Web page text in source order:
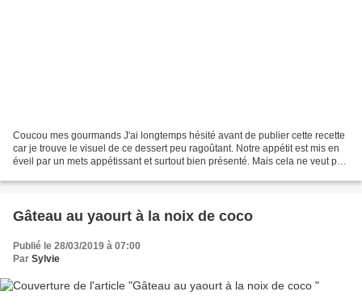
Coucou mes gourmands J'ai longtemps hésité avant de publier cette recette
car je trouve le visuel de ce dessert peu ragoûtant. Notre appétit est mis en
éveil par un mets appétissant et surtout bien présenté. Mais cela ne veut pas
Gâteau au yaourt à la noix de coco
Publié le 28/03/2019 à 07:00
Par Sylvie